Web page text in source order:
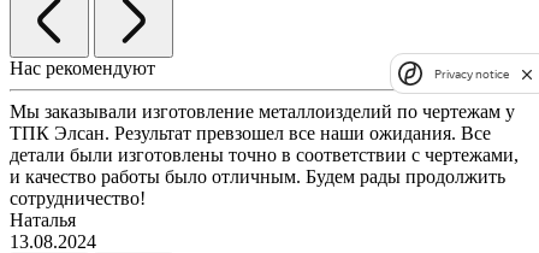
Нас рекомендуют
Мы заказывали изготовление металлоизделий по чертежам у
ТПК Элсан. Результат превзошел все наши ожидания. Все
детали были изготовлены точно в соответствии с чертежами,
и качество работы было отличным. Будем рады продолжить
сотрудничество!
Наталья
13.08.2024
Privacy notice